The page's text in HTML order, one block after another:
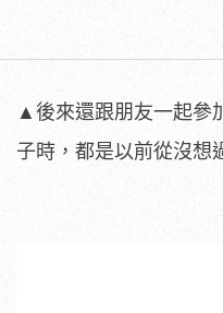
▲後來還跟朋友一起參
子時，都是以前從沒想